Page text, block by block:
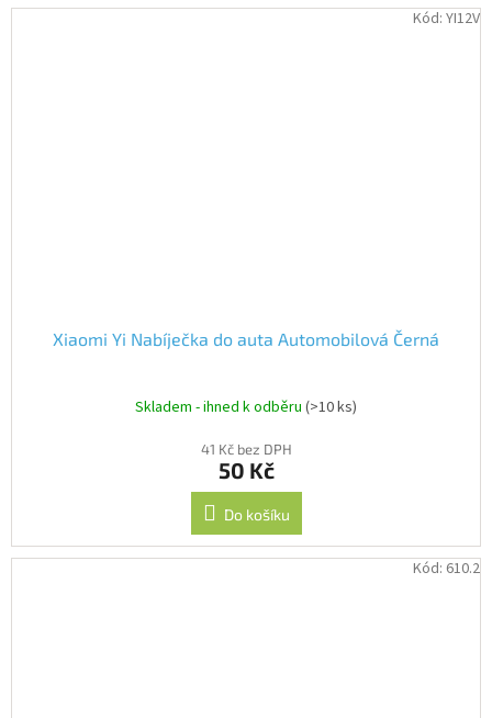
Xiaomi Yi Nabíječka do auta Automobilová Černá
Skladem - ihned k odběru (>10 ks)
41 Kč bez DPH
50 Kč
Do košíku
Kód: YI12V
Kód: 610.2